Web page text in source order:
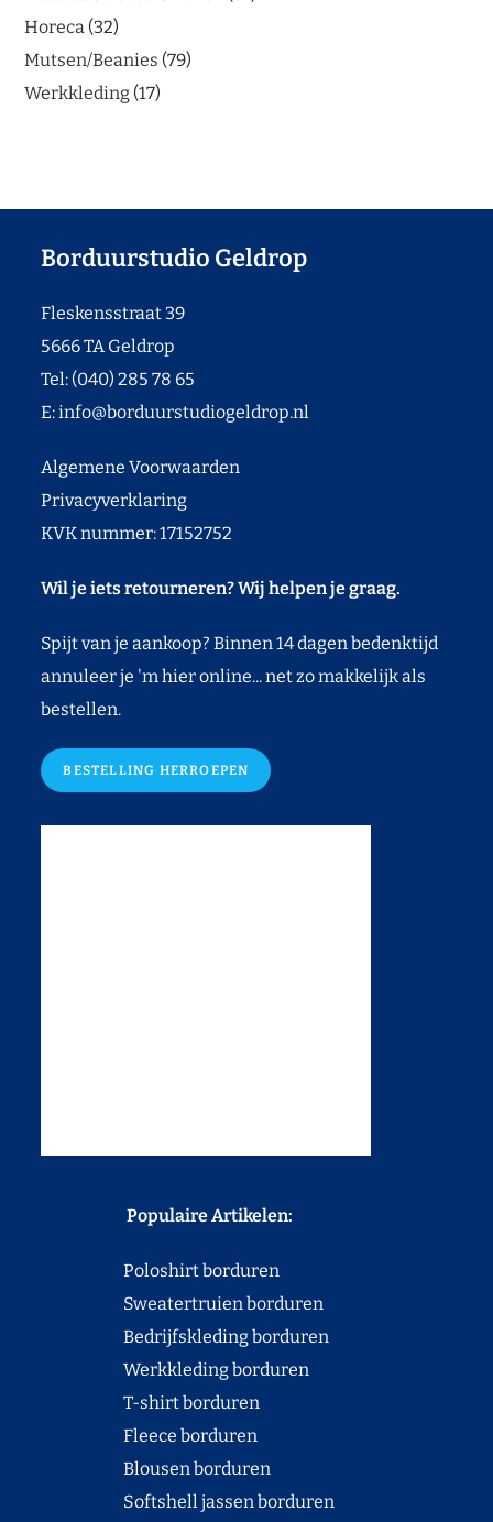
Horeca 32
Mutsen/Beanies 79
Werkkleding 17
Borduurstudio Geldrop
Fleskensstraat 39
5666 TA Geldrop
Tel: (040) 285 78 65
E:info@borduurstudiogeldrop.nl
Algemene Voorwaarden
Privacyverklaring
KVK nummer: 17152752
Wil je iets retourneren? Wij helpen je graag.
Spijt van je aankoop? Binnen 14 dagen bedenktijd
annuleer je 'm hier online... net zo makkelijk als
bestellen.
BESTELLING HERROEPEN
Populaire Artikelen:
Poloshirt borduren
Sweatertruien borduren
Bedrijfskleding borduren
Werkkleding borduren
T-shirt borduren
Fleece borduren
Blousen borduren
Softshell jassen borduren